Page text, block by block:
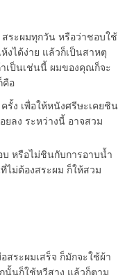
ระผมทุกวัน หรือว่าชอบใช้
งได้ง่าย แล้วก็เป็นสาหตุ
เป็นเช่นนี้ ผมของคุณก็จะ
คือ
รั้ง เพื่อให้หนังศรีษะเคยชิน
ลง ระหว่างนี้ อาจสวม
หรือไม่ชินกับการอาบน้ำ
ไม่ต้องสระผม ก็ให้สวม
สระผมเสร็จ ก็มักจะใช้ผ้า
นั้นก็ใช้หวีสาง แล้วก็ตาม